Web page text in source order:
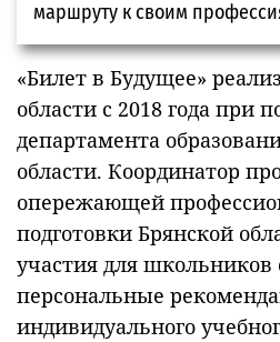
«Билет в Будущее»
области с 2018 года при
департамента
области. Координатор
опережающей
подготовки Брянской
участия для школьников
персональные
индивидуального